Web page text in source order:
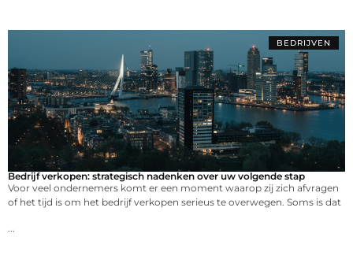
BEDRIJVEN
Bedrijf verkopen: strategisch nadenken over uw volgende stap
Voor veel ondernemers komt er een moment waarop zij zich afvragen
of het tijd is om het bedrijf verkopen serieus te overwegen. Soms is dat